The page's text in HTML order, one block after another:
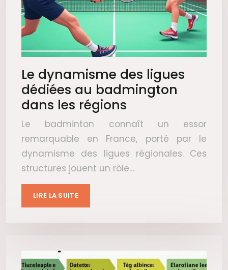
Le dynamisme des ligues
dédiées au badmington
dans les régions
Le badminton connaît un essor
remarquable en France, porté par le
dynamisme des ligues régionales. Ces
structures jouent un rôle…
LIRE LA SUITE